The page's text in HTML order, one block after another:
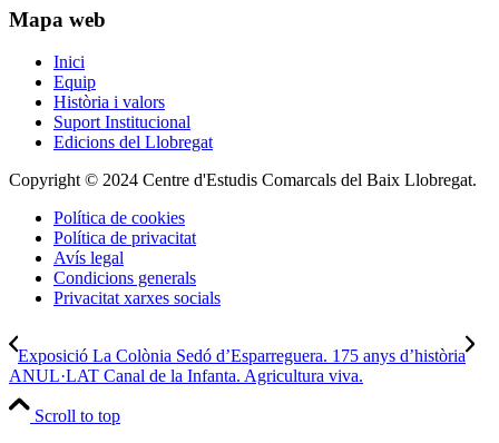
Mapa web
Inici
Equip
Història i valors
Suport Institucional
Edicions del Llobregat
Copyright © 2024 Centre d'Estudis Comarcals del Baix Llobregat.
Política de cookies
Política de privacitat
Avís legal
Condicions generals
Privacitat xarxes socials
Exposició La Colònia Sedó d’Esparreguera. 175 anys d’història
ANUL·LAT Canal de la Infanta. Agricultura viva.
Scroll to top